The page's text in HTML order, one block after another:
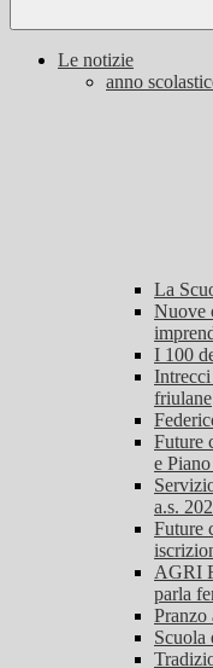
Le notizie
anno
La
Nuove
I 100
friulane
Future
e
a.s.
Future
AGRI
parla
Pranzo
Scuola